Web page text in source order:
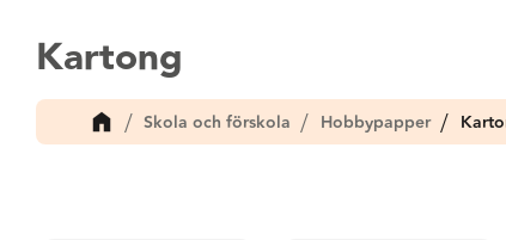
Kartong
Skola och förskola Hobbypapper